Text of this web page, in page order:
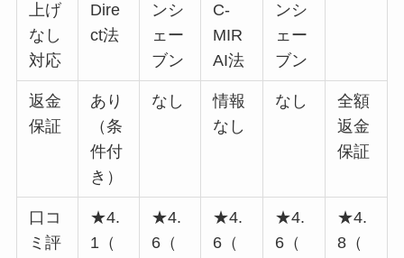
上げ
なし
対応
Dire
ct法
ンシ
ェー
ブン
C-
MIR
AI法
ンシ
ェー
ブン
返金
保証
あり
（条
件付
き）
なし
情報
なし
なし
全額
返金
保証
口コ
ミ評
★4.
1（
★4.
6（
★4.
6（
★4.
6（
★4.
8（